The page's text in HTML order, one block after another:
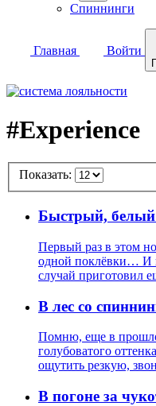
Спиннинги
Главная Войти
#Experience
Показать:
Быстрый, белый
Первый раз в этом
одной поклёвки… И
случай приготовил
В лес со
Помню, еще в
голубоватого
ощутить резкую,
В погоне за